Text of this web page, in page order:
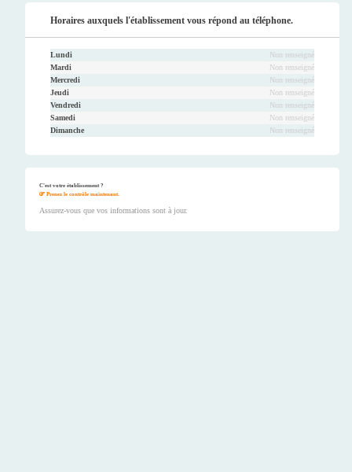
Horaires auxquels l'établissement vous répond au téléphone.
Lundi
Non renseigné
Mardi
Non renseigné
Mercredi
Non renseigné
Jeudi
Non renseigné
Vendredi
Non renseigné
Samedi
Non renseigné
Dimanche
Non renseigné
C'est votre établissement ?
Prenez le contrôle maintenant.
Assurez-vous que vos informations sont à jour.